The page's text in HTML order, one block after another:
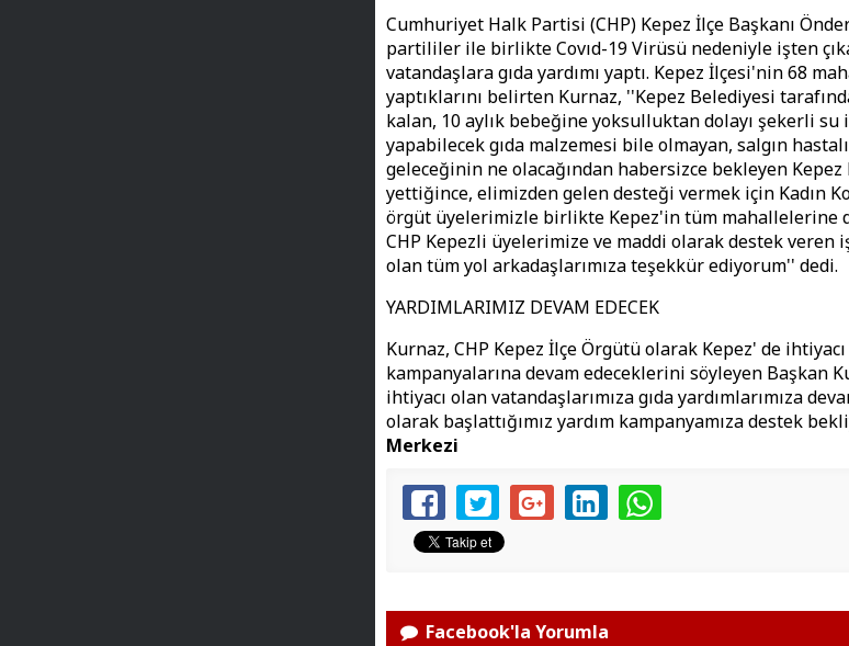
Cumhuriyet Halk Partisi (CHP) Kepez İlçe Başkanı
partililer ile birlikte Covıd-19 Virüsü nedeniyle işten
vatandaşlara gıda yardımı yaptı. Kepez İlçesi'nin 68
yaptıklarını belirten Kurnaz, ''Kepez Belediyesi
kalan, 10 aylık bebeğine yoksulluktan dolayı şekerli su
yapabilecek gıda malzemesi bile olmayan, salgın
geleceğinin ne olacağından habersizce bekleyen Kepez
yettiğince, elimizden gelen desteği vermek için Kadın
örgüt üyelerimizle birlikte Kepez'in tüm mahallelerine
CHP Kepezli üyelerimize ve maddi olarak destek veren
olan tüm yol arkadaşlarımıza teşekkür ediyorum'' dedi.
YARDIMLARIMIZ DEVAM EDECEK
Kurnaz, CHP Kepez İlçe Örgütü olarak Kepez' de
kampanyalarına devam edeceklerini söyleyen Başkan
ihtiyacı olan vatandaşlarımıza gıda yardımlarımıza
olarak başlattığımız yardım kampanyamıza destek
Merkezi
Facebook'la Yorumla